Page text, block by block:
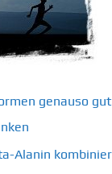
genauso
Alanin